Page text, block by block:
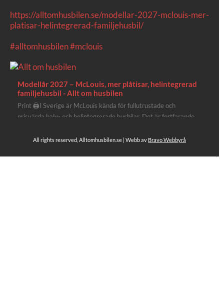
https://alltomhusbilen.se/modellar-2027-mclouis-mer-
platisar-helintegrerad-familjehusbil/
#alltomhusbilen#mclouis
Modellår 2027 – McLouis, mer plåtisar, helintegrerad
familjehusbil - Allt om husbilen
Print 🖨I Sverige är McLouis kända för fullutrustade och
prisvärda halv- och helintegrerade husbilar. Det är fortfarande
plåtisutbud lite extra kärlek med hela 3 nya utrustningsnivåer.
All rights reserved, Alltomhusbilen.se | Webb av Bravo Webbyrå